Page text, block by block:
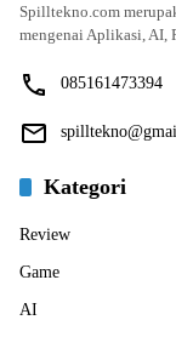
Spilltekno.com
mengenai Aplikasi, AI,
085161473394
Kategori
Review
Game
AI